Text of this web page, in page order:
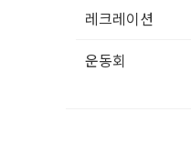
레크레이션
운동회